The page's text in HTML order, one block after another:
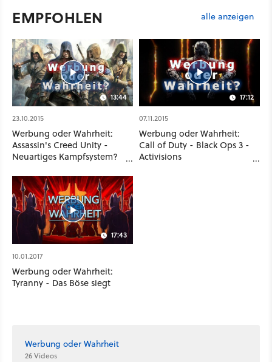
EMPFOHLEN alle anzeigen
13:44
23.10.2015
Werbung oder Wahrheit:
Assassin's Creed Unity -
Neuartiges Kampfsystem?
17:12
07.11.2015
Werbung oder Wahrheit:
Call of Duty - Black Ops 3 -
Activisions
17:43
10.01.2017
Werbung oder Wahrheit:
Tyranny - Das Böse siegt
Werbung oder Wahrheit
26 Videos